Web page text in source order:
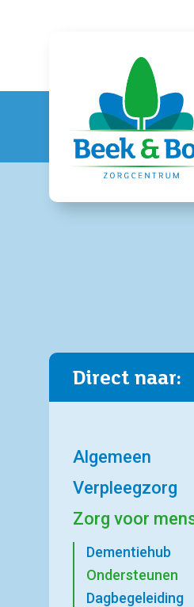
Direct naar:
Algemeen
Verpleegzorg
Zorg voor
Dementiehub
Ondersteunen
Dagbegeleiding